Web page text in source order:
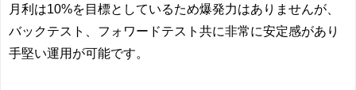
月利は10%を目標としているため爆発力はありませんが、
バックテスト、フォワードテスト共に非常に安定感があり
手堅い運用が可能です。